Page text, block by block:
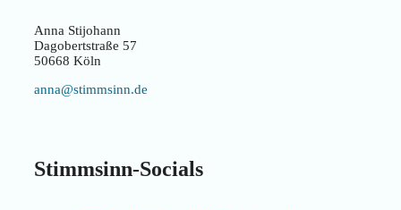
Anna Stijohann
Dagobertstraße 57
50668 Köln
anna@stimmsinn.de
Stimmsinn-Socials